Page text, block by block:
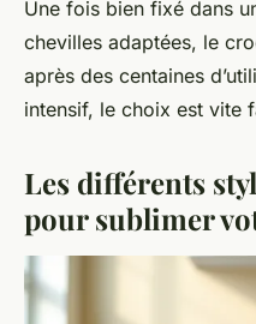
Une fois bien fixé dans
chevilles adaptées, le
après des centaines
intensif, le choix est vite
Les différents
pour sublimer